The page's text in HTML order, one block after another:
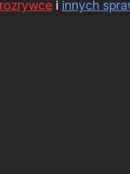
rozrywcei innych